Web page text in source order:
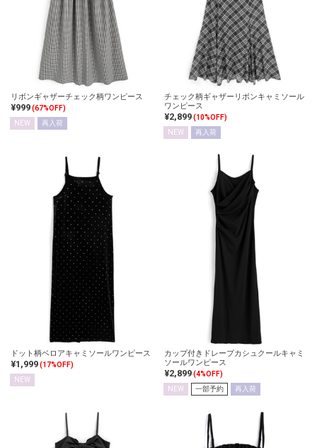
リボンギャザーチェック柄ワンピース
¥999(67%OFF)
NEW
再入荷
チェック柄ギャザーリボンキャミソール
ワンピース
¥2,899(10%OFF)
NEW
再入荷
ドット柄ベロアキャミソールワンピース
¥1,999(17%OFF)
NEW
カップ付きドレープカシュクールキャミ
ソールワンピース
¥2,899(4%OFF)
NEW
一部予約 再入荷